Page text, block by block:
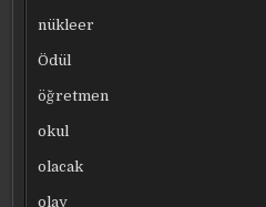
nükleer
Ödül
öğretmen
okul
olacak
olay